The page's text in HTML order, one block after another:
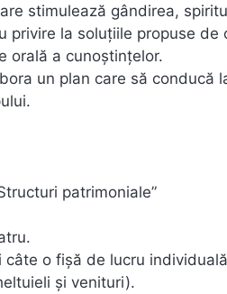
stimulează gândirea,
privire la soluţiile propuse
orală a cunoştinţelor.
un plan care să conducă
patrimoniale”
câte o fişă de lucru
şi venituri).